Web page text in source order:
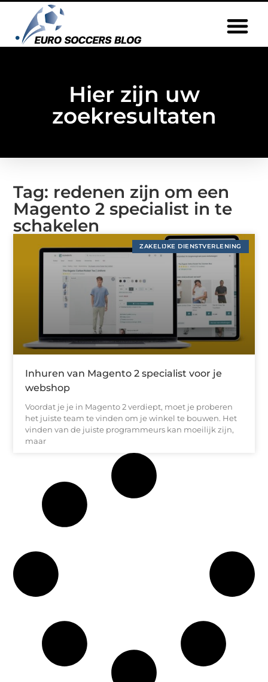
Hier zijn uw
zoekresultaten
Tag: redenen zijn om een
Magento 2 specialist in te
schakelen
ZAKELIJKE DIENSTVERLENING
Inhuren van Magento 2 specialist voor je
webshop
Voordat je je in Magento 2 verdiept, moet je proberen
het juiste team te vinden om je winkel te bouwen. Het
vinden van de juiste programmeurs kan moeilijk zijn,
maar